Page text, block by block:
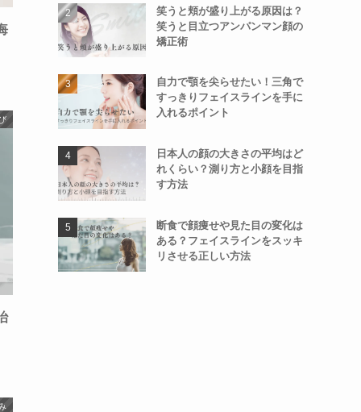
笑うと頬が盛り上がる原因は？
笑うと目立つアンパンマン顔の
矯正術
自力で顎を尖らせたい！三角で
すっきりフェイスラインを手に
入れるポイント
日本人の顔の大きさの平均はど
れくらい？測り方と小顔を目指
す方法
断食で顔痩せや見た目の変化は
ある？フェイスラインをスッキ
リさせる正しい方法